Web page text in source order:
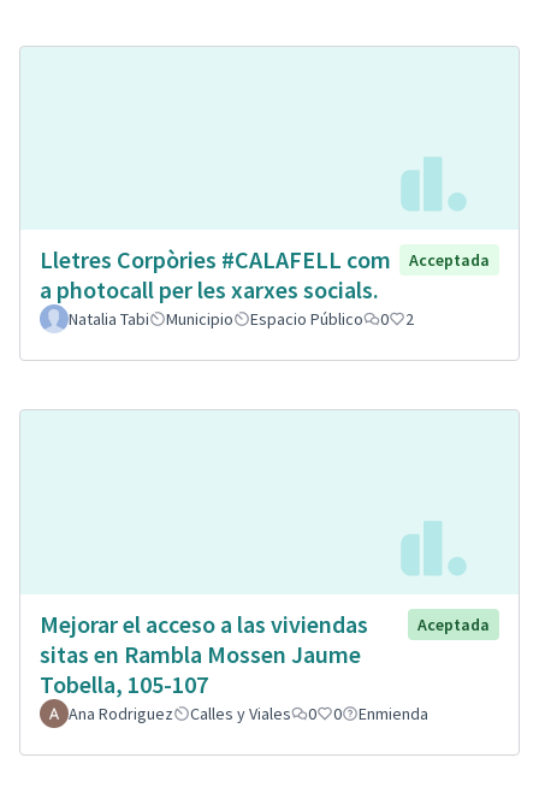
Lletres Corpòries #CALAFELL com
a photocall per les xarxes socials.
Acceptada
Natalia Tabi Municipio Espacio Público 0 2
Mejorar el acceso a las viviendas
sitas en Rambla Mossen Jaume
Tobella, 105-107
Aceptada
Ana Rodriguez Calles y Viales 0 0 Enmienda